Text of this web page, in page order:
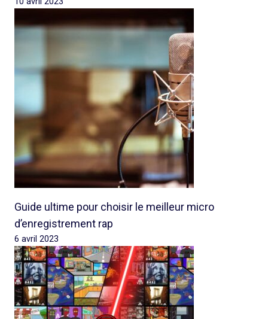
Guide ultime pour choisir le meilleur micro
d’enregistrement rap
6 avril 2023